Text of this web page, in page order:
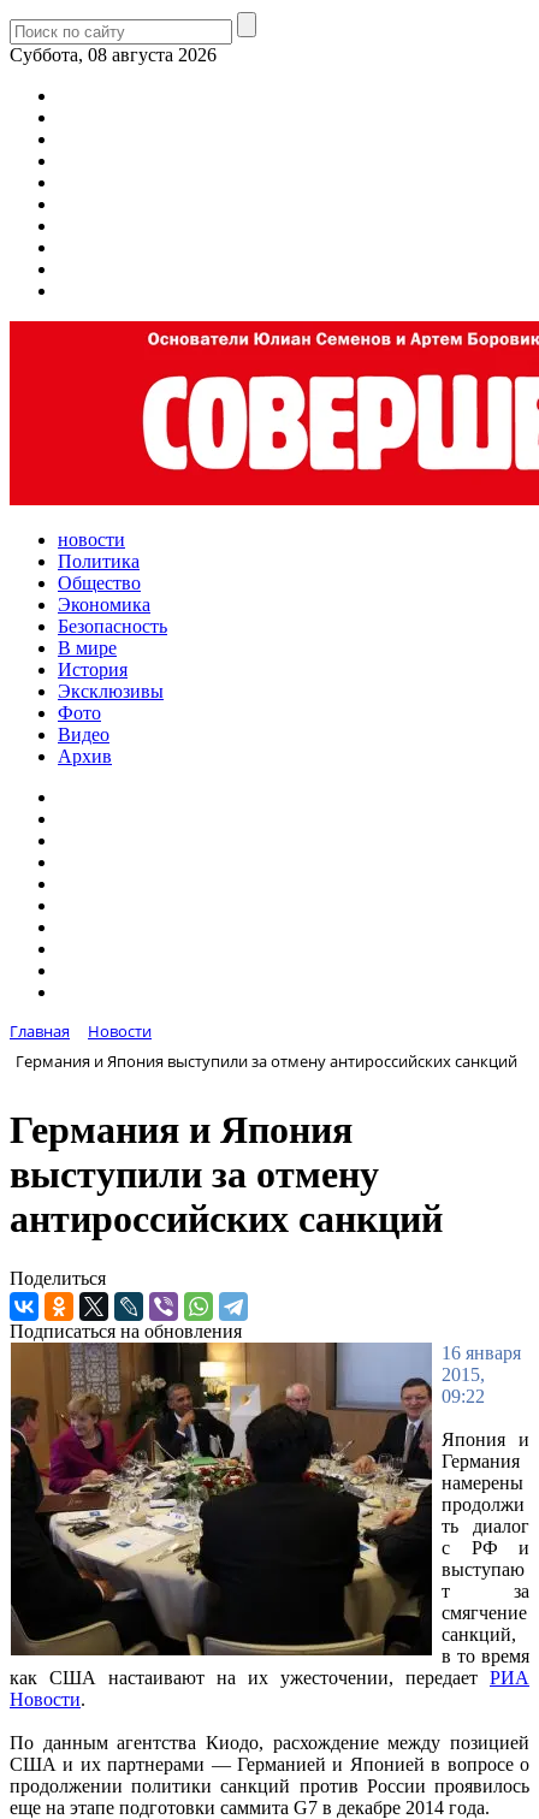
Суббота, 08 августа 2026
новости
Политика
Общество
Экономика
Безопасность
В мире
История
Эксклюзивы
Фото
Видео
Архив
Главная
Новости
Германия и Япония выступили за отмену антироссийских санкций
Германия и Япония
выступили за отмену
антироссийских санкций
Поделиться
Подписаться на обновления
16 января
2015,
09:22
Япония и
Германия
намерены
продолжи
ть диалог
с РФ и
выступаю
т за
смягчение
санкций,
в то время
как США настаивают на их ужесточении, передает РИА
Новости.
По данным агентства Киодо, расхождение между позицией
США и их партнерами — Германией и Японией в вопросе о
продолжении политики санкций против России проявилось
еще на этапе подготовки саммита G7 в декабре 2014 года.